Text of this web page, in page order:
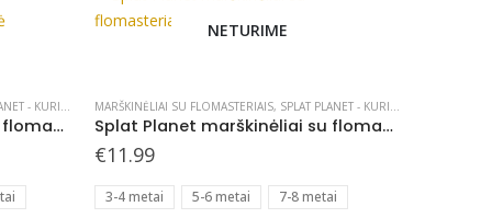
- KURIAME
Splat Planet marškinėliai su flomasteriais, Vienaragis Žvaigždė
NETURIME
has
multiple
variants.
options
MARŠKINĖLIAI SU FLOMASTERIAIS, SPLAT PLANET - KURIAME
Splat Planet marškinėliai su flomasteriais, Koala
€11.99
3-4 metai 5-6 metai 7-8 metai